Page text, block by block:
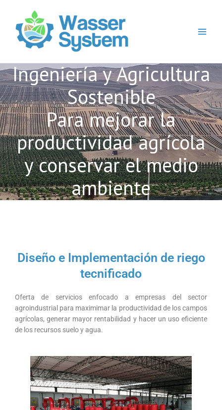
contenido
Ingeniería y Agricultura
Sostenible
Para mejorar la
productividad agrícola
y conservar el medio
ambiente
Diseño e Implementación de riego
tecnificado
Oferta de servicios enfocado a empresas del sector
agroindustrial para maximimar la productividad de los campos
agrícolas, generar mayor rentabilidad y hacer un uso eficiente
de los recursos suelo y agua.